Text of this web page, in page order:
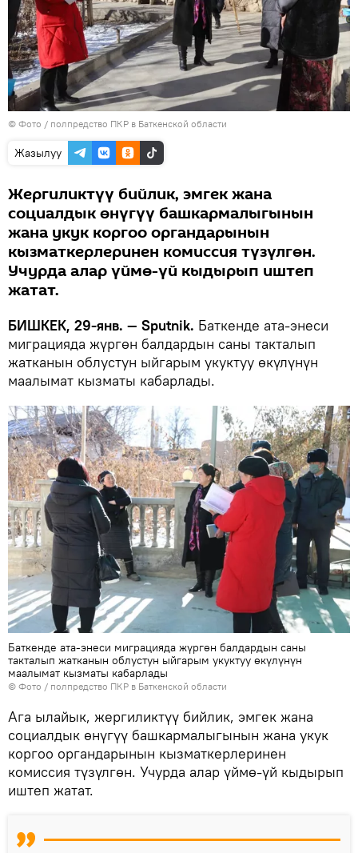
© Фото / полпредство ПКР в Баткенской области
Жазылуу
Жергиликтүү бийлик, эмгек жана
социалдык өнүгүү башкармалыгынын
жана укук коргоо органдарынын
кызматкерлеринен комиссия түзүлгөн.
Учурда алар үймө-үй кыдырып иштеп
жатат.
БИШКЕК, 29-янв. — Sputnik. Баткенде ата-энеси
миграцияда жүргөн балдардын саны такталып
жатканын облустун ыйгарым укуктуу өкүлүнүн
маалымат кызматы кабарлады.
Баткенде ата-энеси миграцияда жүргөн балдардын саны
такталып жатканын облустун ыйгарым укуктуу өкүлүнүн
маалымат кызматы кабарлады
© Фото / полпредство ПКР в Баткенской области
Ага ылайык, жергиликтүү бийлик, эмгек жана
социалдык өнүгүү башкармалыгынын жана укук
коргоо органдарынын кызматкерлеринен
комиссия түзүлгөн. Учурда алар үймө-үй кыдырып
иштеп жатат.